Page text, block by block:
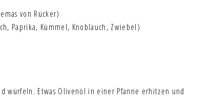
von Rücker)
Paprika, Kümmel, Knoblauch, Zwiebel)
würfeln. Etwas Olivenöl in einer Pfanne erhitzen und